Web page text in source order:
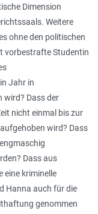
Dimension
Weitere
ohne den politischen
vorbestrafte Studentin
Jahr in
wird? Dass der
nicht einmal bis zur
wird? Dass
Dass aus
eine kriminelle
Hanna auch für die
genommen